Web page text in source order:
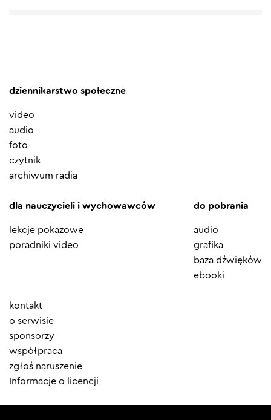
dziennikarstwo społeczne
video
audio
foto
czytnik
archiwum radia
dla nauczycieli i wychowawców
lekcje pokazowe
poradniki video
do pobrania
audio
grafika
baza dźwięków
ebooki
Element
menu
kontakt
o serwisie
sponsorzy
współpraca
zgłoś naruszenie
Informacje o licencji